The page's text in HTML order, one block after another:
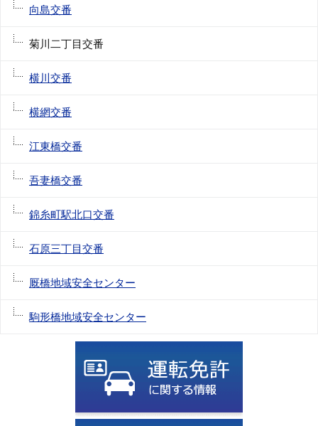
向島交番
菊川二丁目交番
横川交番
横網交番
江東橋交番
吾妻橋交番
錦糸町駅北口交番
石原三丁目交番
厩橋地域安全センター
駒形橋地域安全センター